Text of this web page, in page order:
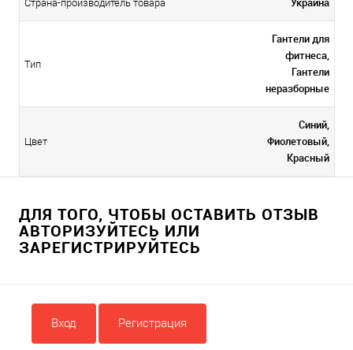
Страна-производитель товара
Тип
Гантели для
фитнеса,
Гантели
неразборные
Цвет
Синий,
Фиолетовый,
Красный
ДЛЯ ТОГО, ЧТОБЫ ОСТАВИТЬ ОТЗЫВ
АВТОРИЗУЙТЕСЬ ИЛИ
ЗАРЕГИСТРИРУЙТЕСЬ
Вход Регистрация